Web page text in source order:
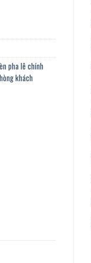
pha lê chính
khách